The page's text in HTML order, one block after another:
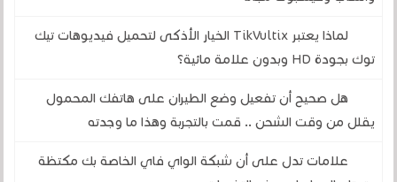
لماذا يعتبر TikVultix الخيار الأذكى لتحميل فيديوهات تيك
توك بجودة HD وبدون علامة مائية؟
هل صحيح أن تفعيل وضع الطيران على هاتفك المحمول
يقلل من وقت الشحن .. قمت بالتجربة وهذا ما وجدته
علامات تدل على أن شبكة الواي فاي الخاصة بك مكتظة